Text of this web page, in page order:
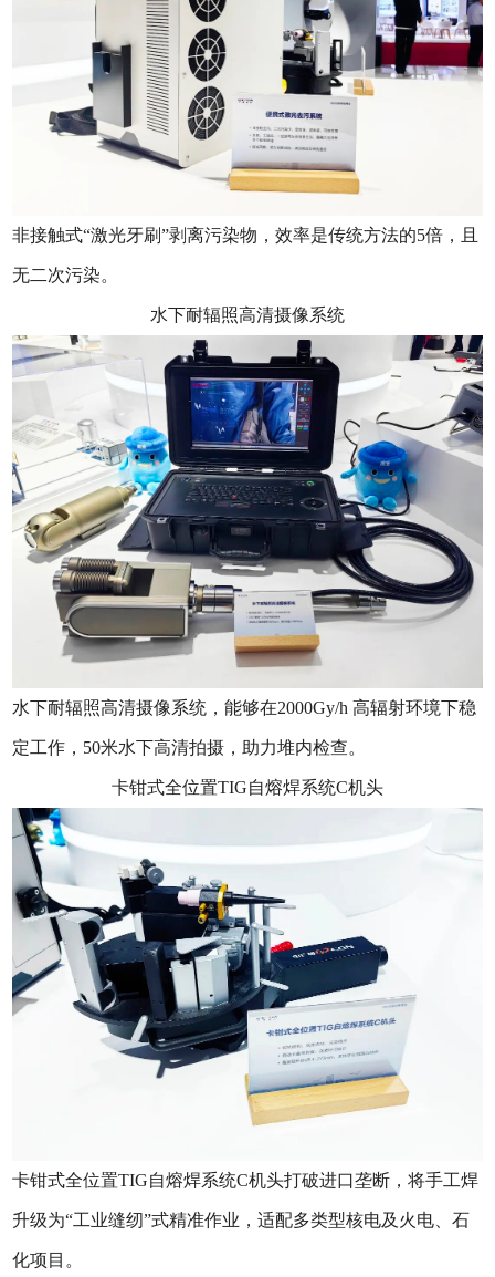
非接触式“激光牙刷”剥离污染物，效率是传统方法的5倍，且
无二次污染。
水下耐辐照高清摄像系统
水下耐辐照高清摄像系统，能够在2000Gy/h 高辐射环境下稳
定工作，50米水下高清拍摄，助力堆内检查。
卡钳式全位置TIG自熔焊系统C机头
卡钳式全位置TIG自熔焊系统C机头打破进口垄断，将手工焊
升级为“工业缝纫”式精准作业，适配多类型核电及火电、石
化项目。